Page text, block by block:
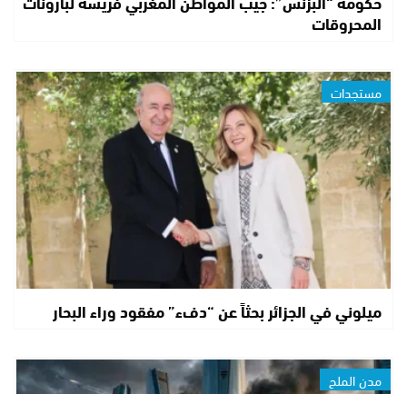
المحروقات
مستجدات
ميلوني في الجزائر بحثاً عن “دفء” مفقود وراء البحار
مدن الملح